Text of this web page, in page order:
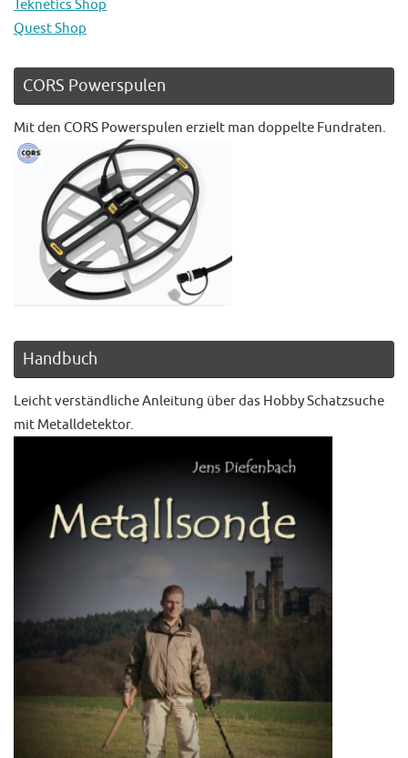
Teknetics Shop
Quest Shop
CORS Powerspulen
Mit den CORS Powerspulen erzielt man doppelte Fundraten.
Handbuch
Leicht verständliche Anleitung über das Hobby Schatzsuche
mit Metalldetektor.